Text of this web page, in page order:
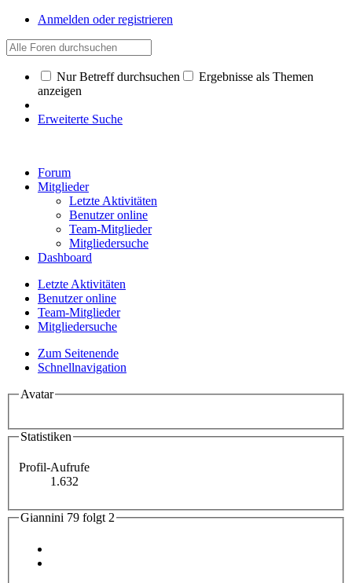
Anmelden oder registrieren
Nur Betreff durchsuchen
Ergebnisse als Themen
anzeigen
Erweiterte Suche
Forum
Mitglieder
Letzte Aktivitäten
Benutzer online
Team-Mitglieder
Mitgliedersuche
Dashboard
Letzte Aktivitäten
Benutzer online
Team-Mitglieder
Mitgliedersuche
Zum Seitenende
Schnellnavigation
Avatar
Statistiken
Profil-Aufrufe
1.632
Giannini 79 folgt 2